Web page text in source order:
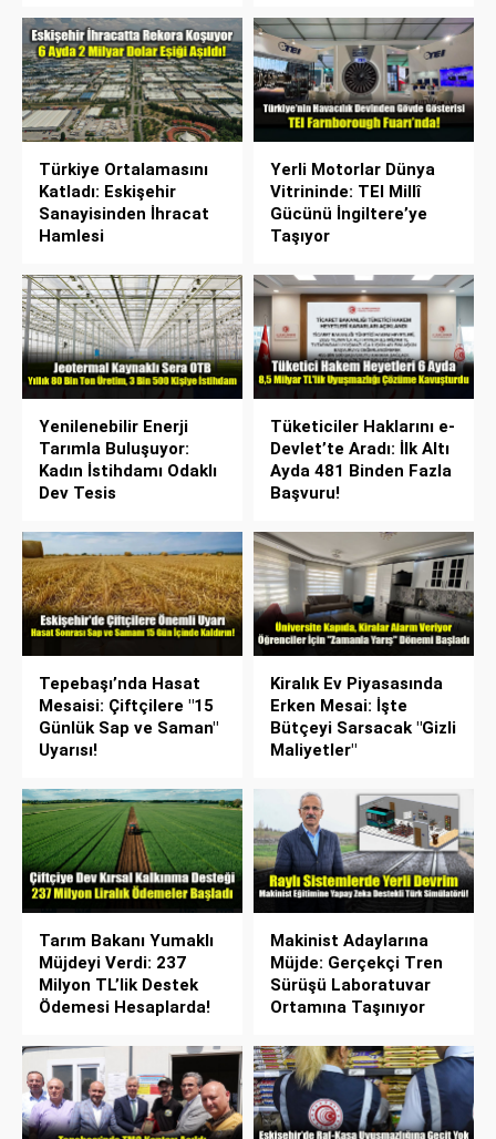
Türkiye Ortalamasını
Katladı: Eskişehir
Sanayisinden İhracat
Hamlesi
Yerli Motorlar Dünya
Vitrininde: TEI Millî
Gücünü İngiltere’ye
Taşıyor
Yenilenebilir Enerji
Tarımla Buluşuyor:
Kadın İstihdamı Odaklı
Dev Tesis
Tüketiciler Haklarını e-
Devlet’te Aradı: İlk Altı
Ayda 481 Binden Fazla
Başvuru!
Tepebaşı’nda Hasat
Mesaisi: Çiftçilere "15
Günlük Sap ve Saman"
Uyarısı!
Kiralık Ev Piyasasında
Erken Mesai: İşte
Bütçeyi Sarsacak "Gizli
Maliyetler"
Tarım Bakanı Yumaklı
Müjdeyi Verdi: 237
Milyon TL’lik Destek
Ödemesi Hesaplarda!
Makinist Adaylarına
Müjde: Gerçekçi Tren
Sürüşü Laboratuvar
Ortamına Taşınıyor